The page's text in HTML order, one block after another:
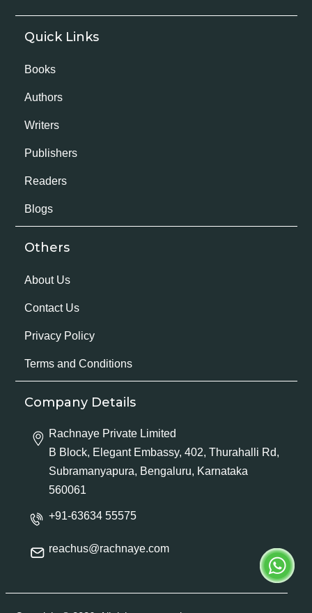
Quick Links
Books
Authors
Writers
Publishers
Readers
Blogs
Others
About Us
Contact Us
Privacy Policy
Terms and Conditions
Company Details
Rachnaye Private Limited
B Block, Elegant Embassy, 402, Thurahalli Rd,
Subramanyapura, Bengaluru, Karnataka
560061
+91-63634 55575
reachus@rachnaye.com